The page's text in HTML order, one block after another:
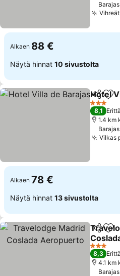
Alkaen 88 €
Näytä hinnat 10 sivustolta
Jaa
Hotel
3
8,1
1.4 km
Vilkas
Alkaen 78 €
Näytä hinnat 13 sivustolta
Jaa
3
8,3
4.1 km